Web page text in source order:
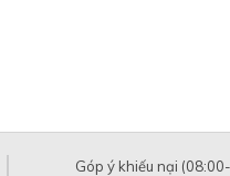
Góp ý khiếu nại